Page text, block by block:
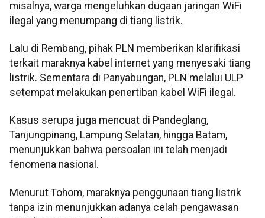
misalnya, warga mengeluhkan dugaan jaringan WiFi
ilegal yang menumpang di tiang listrik.
Lalu di Rembang, pihak PLN memberikan klarifikasi
terkait maraknya kabel internet yang menyesaki tiang
listrik. Sementara di Panyabungan, PLN melalui ULP
setempat melakukan penertiban kabel WiFi ilegal.
Kasus serupa juga mencuat di Pandeglang,
Tanjungpinang, Lampung Selatan, hingga Batam,
menunjukkan bahwa persoalan ini telah menjadi
fenomena nasional.
Menurut Tohom, maraknya penggunaan tiang listrik
tanpa izin menunjukkan adanya celah pengawasan